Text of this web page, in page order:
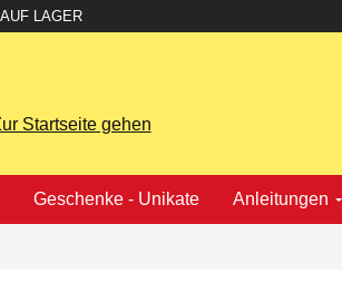
LAGER
Geschenke - Unikate Anleitungen